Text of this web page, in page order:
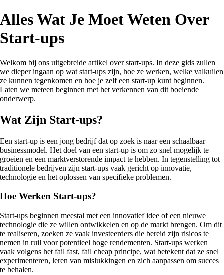
Alles Wat Je Moet Weten Over
Start-ups
Welkom bij ons uitgebreide artikel over start-ups. In deze gids zullen
we dieper ingaan op wat start-ups zijn, hoe ze werken, welke valkuilen
ze kunnen tegenkomen en hoe je zelf een start-up kunt beginnen.
Laten we meteen beginnen met het verkennen van dit boeiende
onderwerp.
Wat Zijn Start-ups?
Een start-up is een jong bedrijf dat op zoek is naar een schaalbaar
businessmodel. Het doel van een start-up is om zo snel mogelijk te
groeien en een marktverstorende impact te hebben. In tegenstelling tot
traditionele bedrijven zijn start-ups vaak gericht op innovatie,
technologie en het oplossen van specifieke problemen.
Hoe Werken Start-ups?
Start-ups beginnen meestal met een innovatief idee of een nieuwe
technologie die ze willen ontwikkelen en op de markt brengen. Om dit
te realiseren, zoeken ze vaak investeerders die bereid zijn risicos te
nemen in ruil voor potentieel hoge rendementen. Start-ups werken
vaak volgens het fail fast, fail cheap principe, wat betekent dat ze snel
experimenteren, leren van mislukkingen en zich aanpassen om succes
te behalen.